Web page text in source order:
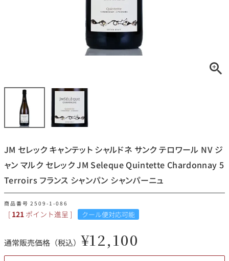
DRC
ボルドー
ローヌ
アメリカ カリフォルニア
その他
イタリア ドイツ
チリ その他国
赤ワイン
スパークリング
〜9,999円
40,000円〜79,999円
500,000円〜
お得な情報を受け取る
お問い合わせ
JM セレック キャンテット シャルドネ サンク テロワール NV ジ
ャン マルク セレック JM Seleque Quintette Chardonnay 5
Terroirs フランス シャンパン シャンパーニュ
商品番号 2509-1-086
[ 121 ポイント進呈 ] クール便対応可能
通常販売価格（税込） ¥12,100